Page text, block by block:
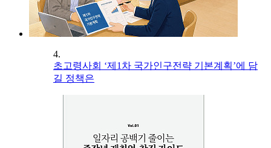
4.
초고령사회 ‘제1차 국가인구전략 기본계획’에 담
길 정책은